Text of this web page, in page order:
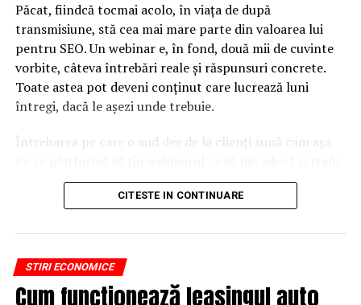
Păcat, fiindcă tocmai acolo, în viața de după
transmisiune, stă cea mai mare parte din valoarea lui
pentru SEO. Un webinar e, în fond, două mii de cuvinte
vorbite, câteva întrebări reale și răspunsuri concrete.
Toate astea pot deveni conținut care lucrează luni
întregi, dacă le așezi unde trebuie.
Întrebarea pe care o aud des de la clienți sună cam așa.
din Google, nu doar lead-uri pe moment? Răspunsul
scurt e că platforma contează, dar nu în felul în care
Nu cel mai tare software câștigă, ci acela care îți lasă
conținutul liber, indexabil și ușor de reutilizat. Hai să o
luăm pe îndelete, fiindcă diferențele dintre opțiuni sunt
CITESTE IN CONTINUARE
STIRI ECONOMICE
Cum funcționează leasingul auto